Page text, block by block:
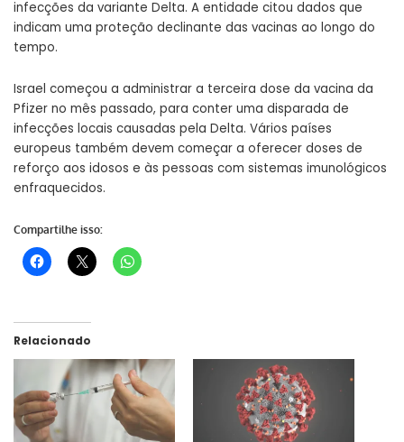
infecções da variante Delta. A entidade citou dados que
indicam uma proteção declinante das vacinas ao longo do
tempo.
Israel começou a administrar a terceira dose da vacina da
Pfizer no mês passado, para conter uma disparada de
infecções locais causadas pela Delta. Vários países
europeus também devem começar a oferecer doses de
reforço aos idosos e às pessoas com sistemas imunológicos
enfraquecidos.
Compartilhe isso:
Relacionado